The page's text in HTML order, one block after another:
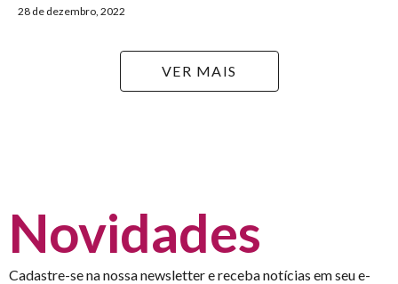
28 de dezembro, 2022
VER MAIS
Novidades
Cadastre-se na nossa newsletter e receba notícias em seu e-